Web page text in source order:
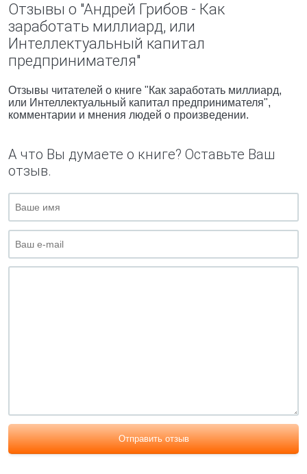
Отзывы о "Андрей Грибов - Как
заработать миллиард, или
Интеллектуальный капитал
предпринимателя"
Отзывы читателей о книге "Как заработать миллиард,
или Интеллектуальный капитал предпринимателя",
комментарии и мнения людей о произведении.
А что Вы думаете о книге? Оставьте Ваш
отзыв.
Отправить отзыв